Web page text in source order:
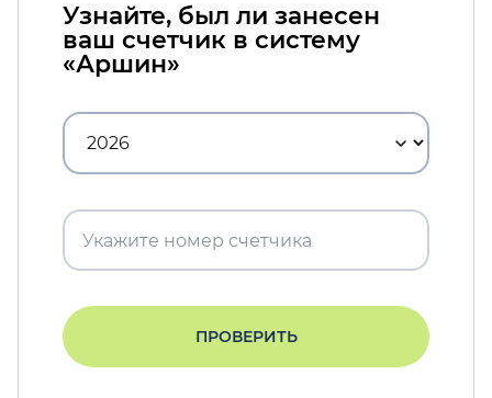
Узнайте, был ли занесен
ваш счетчик в систему
«Аршин»
ПРОВЕРИТЬ